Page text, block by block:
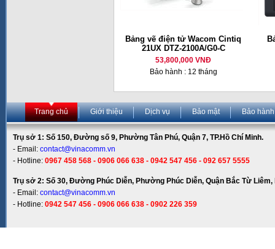
Bảng vẽ điện tử Wacom Cintiq
21UX DTZ-2100A/G0-C
53,800,000 VNĐ
Bảo hành : 12 tháng
Trang chủ Giới thiệu Dịch vụ Bảo mật Bảo hành
Trụ sở 1: Số 150, Đường số 9, Phường Tân Phú, Quận 7, TP.Hồ Chí Minh.
- Email: contact@vinacomm.vn
- Hotline: 0967 458 568 - 0906 066 638 - 0942 547 456 - 092 657 5555
Trụ sở 2: Số 30, Đường Phúc Diễn, Phường Phúc Diễn, Quận Bắc Từ Liêm,
- Email: contact@vinacomm.vn
- Hotline: 0942 547 456 - 0906 066 638 - 0902 226 359